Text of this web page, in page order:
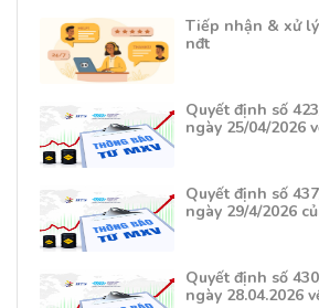
Tiếp nhận & xử
nđt
Quyết định số
ngày 25/04/2026
Quyết định số
ngày 29/4/2026
Quyết định số
ngày 28.04.2026